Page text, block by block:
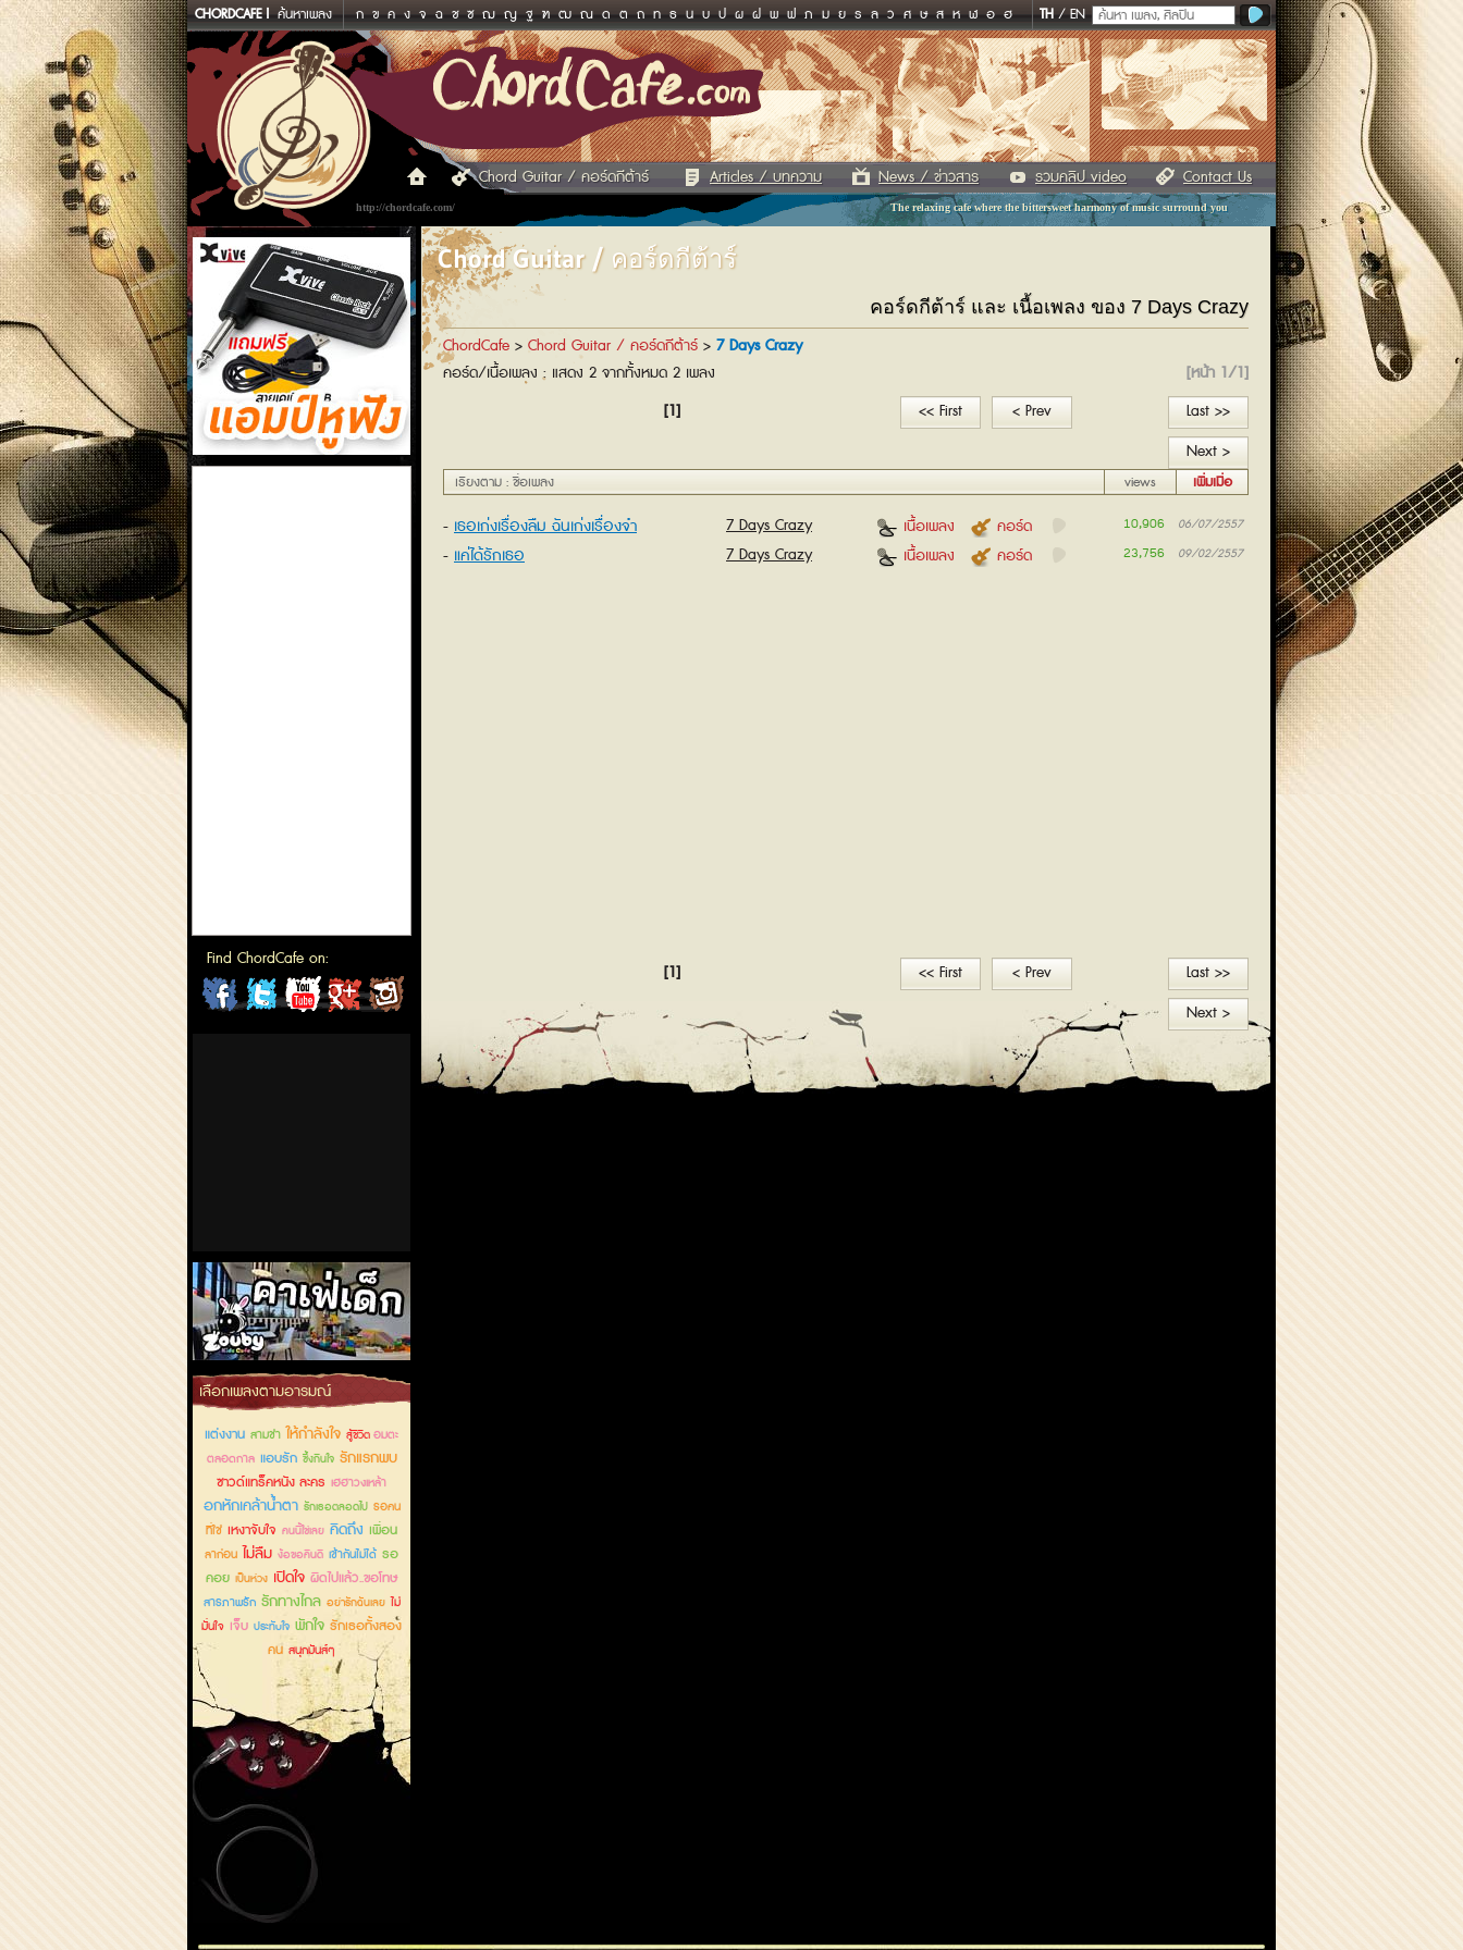
CHORDCAFE ค้นหาเพลง ก ข ค ง จ ฉ ช ซ ฌ ญ ฐ ฑ ฒ ณ ด ต ถ ท ธ น บ ป ผ ฝ พ ฟ ภ ม ย ร ล ว ศ ษ ส ห ฬ อ ฮ TH/EN
The relaxing cafe where the bittersweet harmony of music surround you
http://chordcafe.com/
Chord Guitar / คอร์ดกีต้าร์ Articles / บทความ News / ข่าวสาร รวมคลิป video Contact Us
แอมป์หูฟัง
Find ChordCafe on:
ChordCafeChordCafeChordCafeChordCafe
คาเฟ่เด็กลำลูกกา
เลือกเพลงตามอารมณ์
แต่งงาน สามช่า ให้กำลังใจ สู้ชีวิตอมตะ
ตลอดกาล แอบรัก ซึ้งกินใจ รักแรกพบ
ซาวด์แทร็คหนัง ละคร เฮฮาวงเหล้า
อกหักเคล้าน้ำตา รักเธอตลอดไป รอคน
ที่ใช่ เหงาจับใจ คนนี้ใช่เลย คิดถึง เพื่อน
ลาก่อน ไม่ลืม ง้อขอคืนดี เข้ากันไม่ได้ รอ
คอย เป็นห่วง เปิดใจ ผิดไปแล้ว..ขอโทษ
สารภาพรัก รักทางไกล อย่ารักฉันเลย ไม่
มั่นใจ เจ็บ ประทับใจ พักใจ รักเธอทั้งสอง
คน สนุกมันส์ๆ
Chord Guitar / คอร์ดกีต้าร์
คอร์ดกีต้าร์ และ เนื้อเพลง ของ 7 Days Crazy
ChordCafe > Chord Guitar / คอร์ดกีต้าร์ > 7 Days Crazy
คอร์ด/เนื้อเพลง : แสดง 2 จากทั้งหมด 2 เพลง
[หน้า 1/1]
<< First
< Prev
[1]
Last >>
Next >
เรียงตาม : ชื่อเพลง เพิ่มเมื่อ
views
เธอเก่งเรื่องลืม ฉันเก่งเรื่องจำ 7 Days Crazy 06/07/2557
10,906
คอร์ด
เนื้อเพลง
แค่ได้รักเธอ 7 Days Crazy 09/02/2557
23,756
คอร์ด
เนื้อเพลง
<< First < Prev
[1]
Last >>
Next >